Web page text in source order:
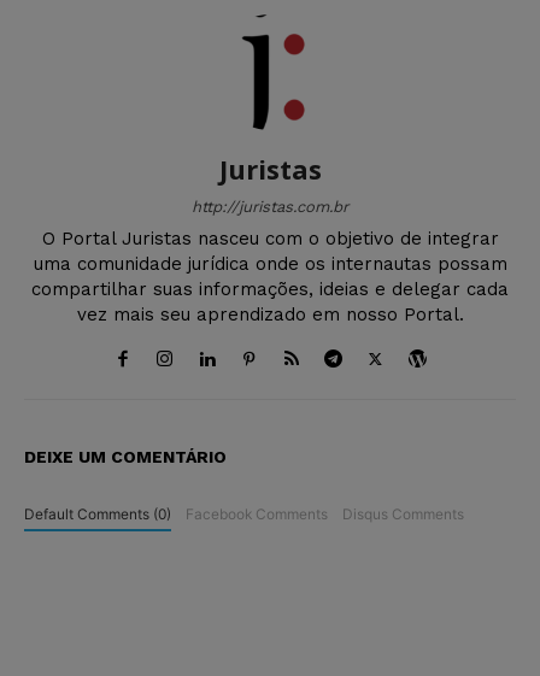
Juristas
http://juristas.com.br
O Portal Juristas nasceu com o objetivo de integrar
uma comunidade jurídica onde os internautas possam
compartilhar suas informações, ideias e delegar cada
vez mais seu aprendizado em nosso Portal.
DEIXE UM COMENTÁRIO
Default Comments (0) Facebook Comments Disqus Comments